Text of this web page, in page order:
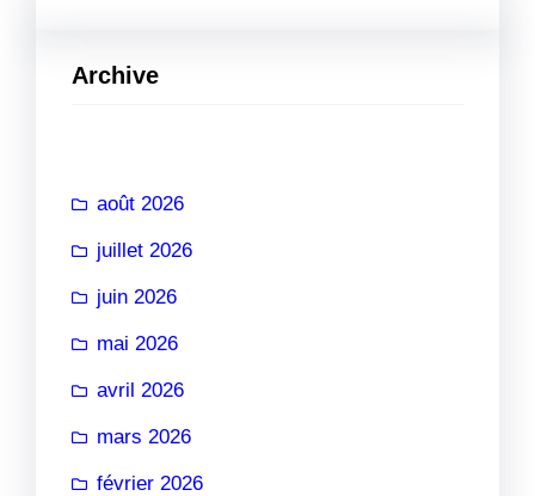
Archive
août 2026
juillet 2026
juin 2026
mai 2026
avril 2026
mars 2026
février 2026